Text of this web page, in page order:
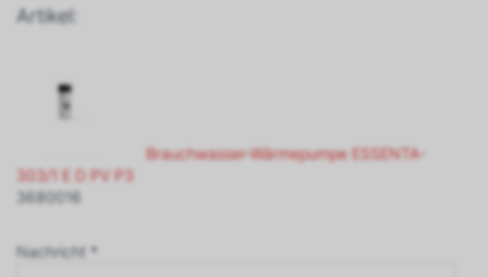
Artikel:
Brauchwasser-Wärmepumpe ESSENTA-
303/1 E D PV P3
3680016
Nachricht *